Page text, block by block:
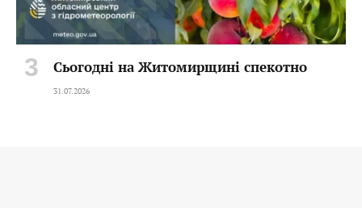
Сьогодні на Житомирщині спекотно
31.07.2026